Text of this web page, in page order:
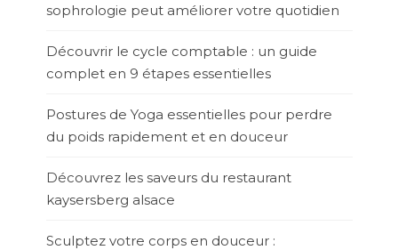
sophrologie peut améliorer votre quotidien
Découvrir le cycle comptable : un guide
complet en 9 étapes essentielles
Postures de Yoga essentielles pour perdre
du poids rapidement et en douceur
Découvrez les saveurs du restaurant
kaysersberg alsace
Sculptez votre corps en douceur :